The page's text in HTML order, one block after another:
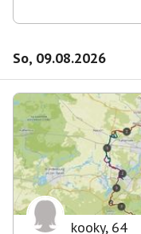
So, 09.08.2026
kooky, 64